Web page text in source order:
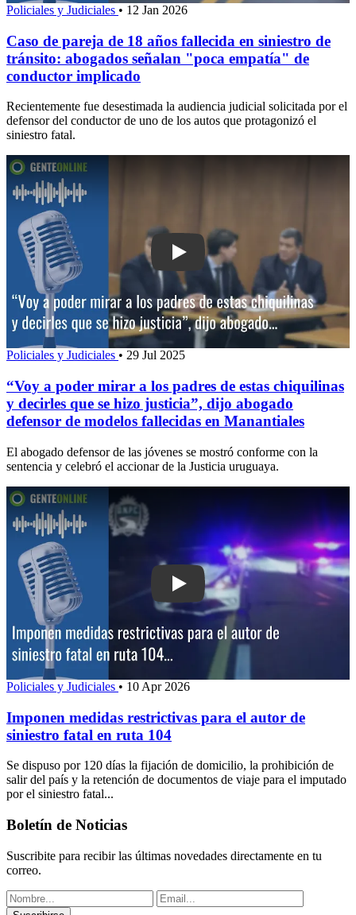
Policiales y Judiciales • 12 Jan 2026
Caso de pareja de 18 años fallecida en siniestro de
tránsito: abogados señalan "poca empatía" de
conductor implicado
Recientemente fue desestimada la audiencia judicial solicitada por el
defensor del conductor de uno de los autos que protagonizó el
siniestro fatal.
Play: “Voy a poder mirar a los padres
Policiales y Judiciales • 29 Jul 2025
“Voy a poder mirar a los padres de estas chiquilinas
y decirles que se hizo justicia”, dijo abogado
defensor de modelos fallecidas en Manantiales
El abogado defensor de las jóvenes se mostró conforme con la
sentencia y celebró el accionar de la Justicia uruguaya.
Play: Imponen medidas restrictivas
Policiales y Judiciales • 10 Apr 2026
Imponen medidas restrictivas para el autor de
siniestro fatal en ruta 104
Se dispuso por 120 días la fijación de domicilio, la prohibición de
salir del país y la retención de documentos de viaje para el imputado
por el siniestro fatal...
Boletín de Noticias
Suscribite para recibir las últimas novedades directamente en tu
correo.